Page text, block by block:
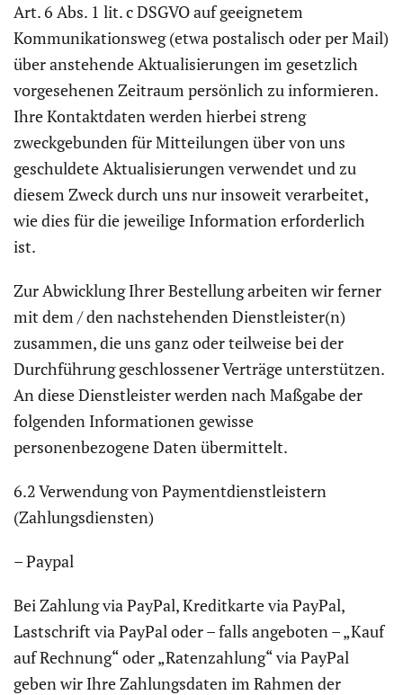
Art. 6 Abs. 1 lit. c DSGVO auf geeignetem
Kommunikationsweg (etwa postalisch oder per Mail)
über anstehende Aktualisierungen im gesetzlich
vorgesehenen Zeitraum persönlich zu informieren.
Ihre Kontaktdaten werden hierbei streng
zweckgebunden für Mitteilungen über von uns
geschuldete Aktualisierungen verwendet und zu
diesem Zweck durch uns nur insoweit verarbeitet,
wie dies für die jeweilige Information erforderlich
ist.
Zur Abwicklung Ihrer Bestellung arbeiten wir ferner
mit dem / den nachstehenden Dienstleister(n)
zusammen, die uns ganz oder teilweise bei der
Durchführung geschlossener Verträge unterstützen.
An diese Dienstleister werden nach Maßgabe der
folgenden Informationen gewisse
personenbezogene Daten übermittelt.
6.2 Verwendung von Paymentdienstleistern
(Zahlungsdiensten)
– Paypal
Bei Zahlung via PayPal, Kreditkarte via PayPal,
Lastschrift via PayPal oder – falls angeboten – „Kauf
auf Rechnung“ oder „Ratenzahlung“ via PayPal
geben wir Ihre Zahlungsdaten im Rahmen der